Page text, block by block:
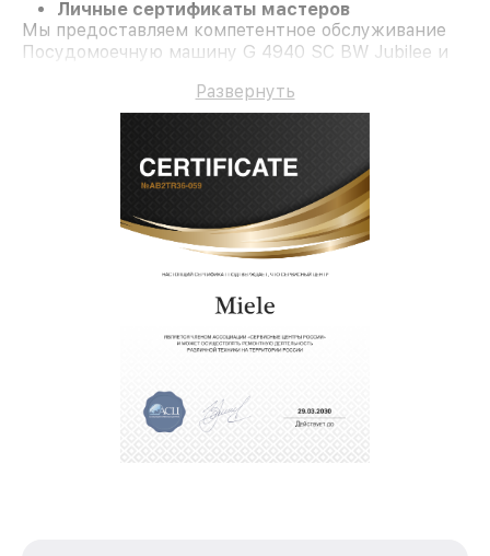
Личные сертификаты мастеров
Мы предоставляем компетентное обслуживание
Посудомоечную машину G 4940 SC BW Jubilee и
Развернуть